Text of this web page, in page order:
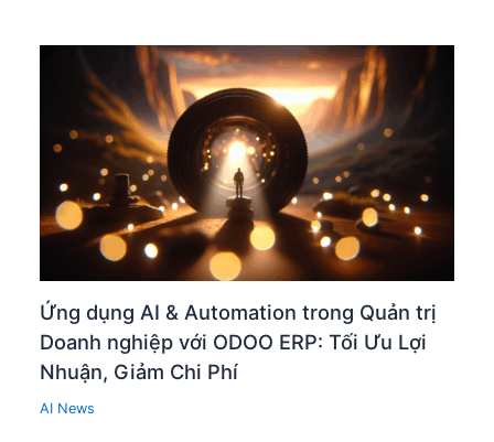
Ứng dụng AI & Automation trong Quản trị
Doanh nghiệp với ODOO ERP: Tối Ưu Lợi
Nhuận, Giảm Chi Phí
AI News